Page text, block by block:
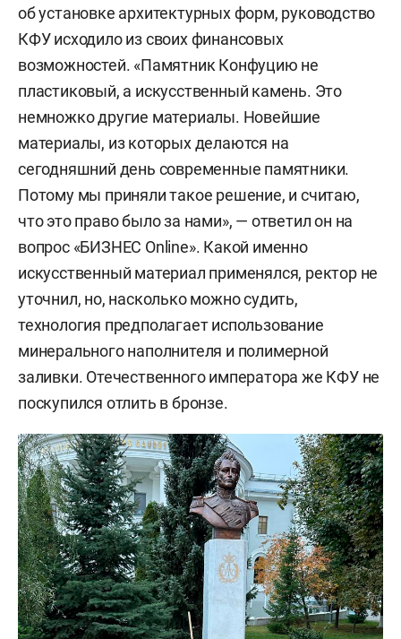
об установке архитектурных форм, руководство
КФУ исходило из своих финансовых
возможностей. «Памятник Конфуцию не
пластиковый, а искусственный камень. Это
немножко другие материалы. Новейшие
материалы, из которых делаются на
сегодняшний день современные памятники.
Потому мы приняли такое решение, и считаю,
что это право было за нами», — ответил он на
вопрос «БИЗНЕС Online». Какой именно
искусственный материал применялся, ректор не
уточнил, но, насколько можно судить,
технология предполагает использование
минерального наполнителя и полимерной
заливки. Отечественного императора же КФУ не
поскупился отлить в бронзе.